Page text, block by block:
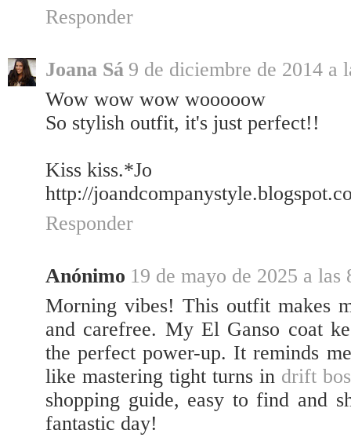
Responder
Joana Sá 9 de diciembre de 2014 a
Wow wow wow wooooow
So stylish outfit, it's just perfect!!
Kiss kiss.*Jo
http://
Responder
Anónimo 19 de mayo de 2025 a las
Morning vibes! This outfit makes
and carefree. My El Ganso coat
the perfect power-up. It reminds
like mastering tight turns in drift
shopping guide, easy to find and
fantastic day!